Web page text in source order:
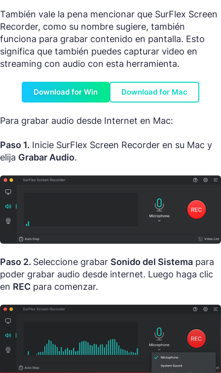
También vale la pena mencionar que SurFlex Screen
Recorder, como su nombre sugiere, también
funciona para grabar contenido en pantalla. Esto
significa que también puedes capturar video en
streaming con audio con esta herramienta.
Download for Win Download for Mac
Para grabar audio desde Internet en Mac:
Paso 1. Inicie SurFlex Screen Recorder en su Mac y
elija Grabar Audio.
Paso 2. Seleccione grabar Sonido del Sistema para
poder grabar audio desde internet. Luego haga clic
en REC para comenzar.